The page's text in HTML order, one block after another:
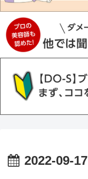
2022-09-17